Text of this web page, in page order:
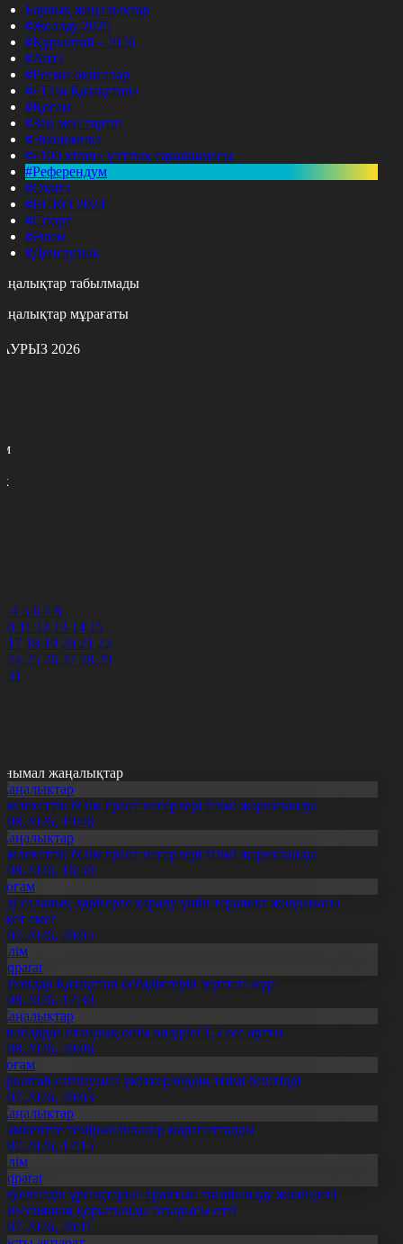
Барлық жаңалықтар
#Жолдау 2025
#Құрылтай - 2026
#Апта
#Ресми оқиғалар
#«Таза Қазақстан»
#Қоғам
#Заң мен тәртіп
#Экономика
#«100 кітап» ұлттық сауалнамасы
#Референдум
#Оқиға
#EURO 2024
#Спорт
#Әлем
#Денсаулық
табылмады
мұрағаты
2026
4 5 6 7 8
10 11 12 13 14 15
17 18 19 20 21 22
24 25 26 27 28 29
31
жаңалықтар
білім грант иегерлері тізімі жарияланды
19:46
білім грант иегерлері тізімі жарияланды
16:50
салалық дәрігерге қаралу үшін терапевт жолдамасы
емес
20:05
Қазақстан өсімдіктерін зерттеп жүр
17:30
отандық өнім өндірісі 1,5 есе артты
20:06
сайлауына үміткерлердің тізімі бекітілді
20:03
теміржолшылар марапатталды
17:15
ұрпақтары» грантын тағайындау жөніндегі
қорытынды отырысы өтті
20:11